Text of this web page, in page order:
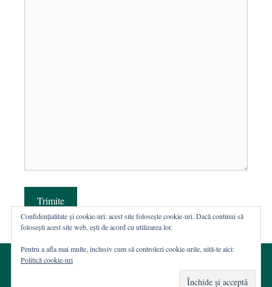
Trimite
Confidențialitate și cookie-uri: acest site folosește cookie-uri. Dacă continui să
folosești acest site web, ești de acord cu utilizarea lor.
Pentru a afla mai multe, inclusiv cum să controlezi cookie-urile, uită-te aici:
Politică cookie-uri